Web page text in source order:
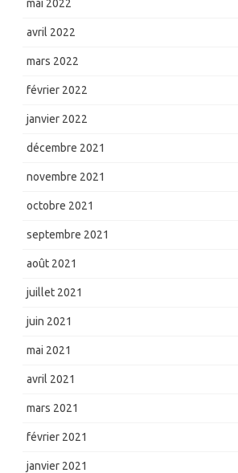
mai 2022
avril 2022
mars 2022
février 2022
janvier 2022
décembre 2021
novembre 2021
octobre 2021
septembre 2021
août 2021
juillet 2021
juin 2021
mai 2021
avril 2021
mars 2021
février 2021
janvier 2021